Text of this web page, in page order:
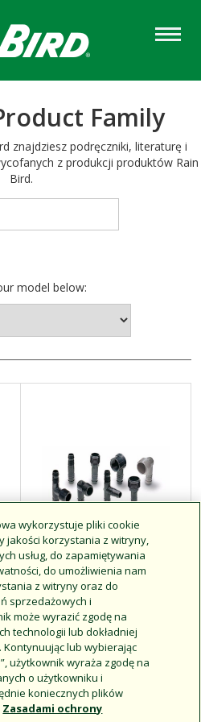
Family
znajdziesz podręczniki, literaturę i
z produkcji produktów Rain
Bird.
model below:
Złączki z gwintem
spiralnym serii SB
wykorzystuje pliki cookie
jakości korzystania z witryny,
usług, do zapamiętywania
do umożliwienia nam
z witryny oraz do
sprzedażowych i
może wyrazić zgodę na
technologii lub dokładniej
lub wybierając
użytkownik wyraża zgodę na
o użytkowniku i
koniecznych plików
Zasadami ochrony